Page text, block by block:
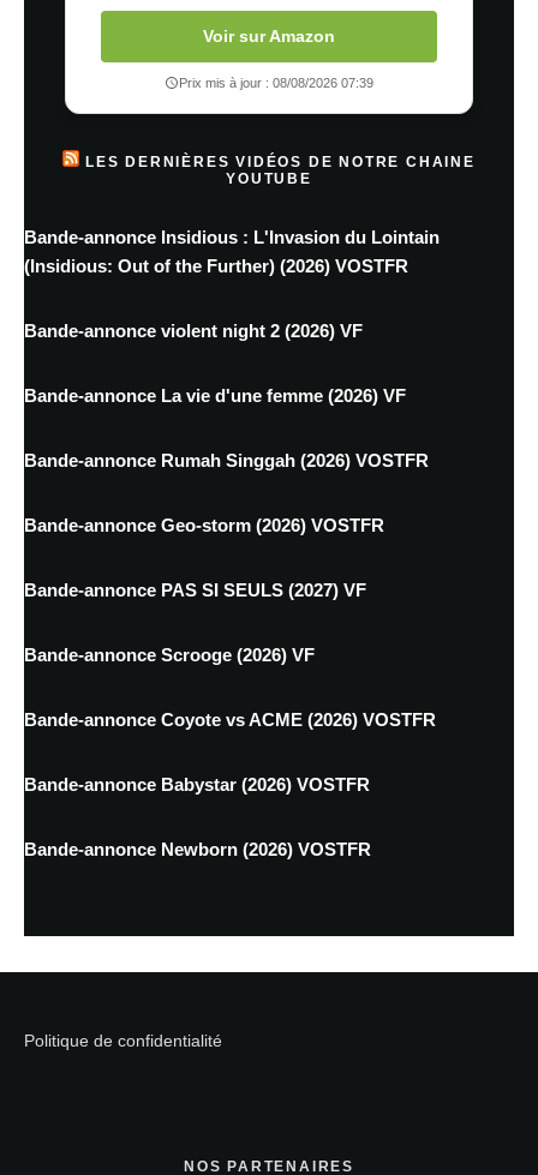
Voir sur Amazon
Prix mis à jour : 08/08/2026 07:39
LES DERNIÈRES VIDÉOS DE NOTRE CHAINE
YOUTUBE
Bande-annonce Insidious : L'Invasion du Lointain
(Insidious: Out of the Further) (2026) VOSTFR
Bande-annonce violent night 2 (2026) VF
Bande-annonce La vie d'une femme (2026) VF
Bande-annonce Rumah Singgah (2026) VOSTFR
Bande-annonce Geo-storm (2026) VOSTFR
Bande-annonce PAS SI SEULS (2027) VF
Bande-annonce Scrooge (2026) VF
Bande-annonce Coyote vs ACME (2026) VOSTFR
Bande-annonce Babystar (2026) VOSTFR
Bande-annonce Newborn (2026) VOSTFR
Politique de confidentialité
NOS PARTENAIRES